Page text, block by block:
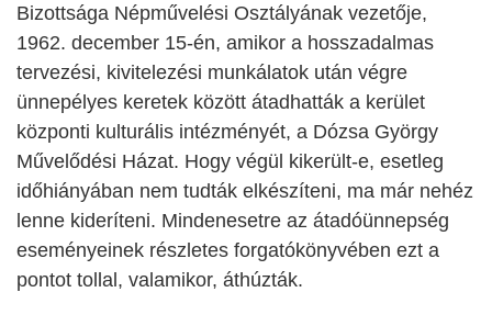
Bizottsága Népművelési Osztályának vezetője,
1962. december 15-én, amikor a hosszadalmas
tervezési, kivitelezési munkálatok után végre
ünnepélyes keretek között átadhatták a kerület
központi kulturális intézményét, a Dózsa György
Művelődési Házat. Hogy végül kikerült-e, esetleg
időhiányában nem tudták elkészíteni, ma már nehéz
lenne kideríteni. Mindenesetre az átadóünnepség
eseményeinek részletes forgatókönyvében ezt a
pontot tollal, valamikor, áthúzták.